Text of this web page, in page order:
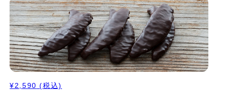
¥2,590 (税込)